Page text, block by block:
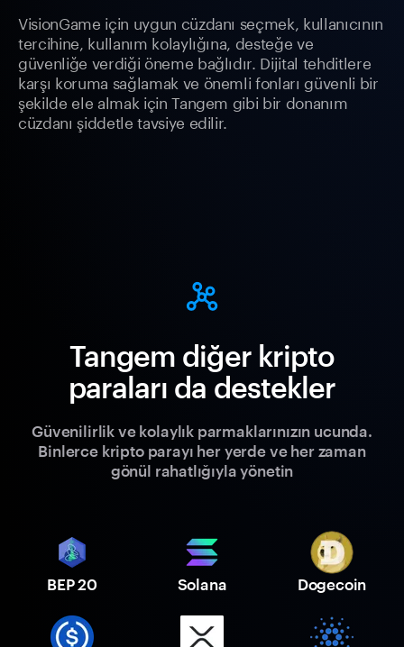
VisionGame için uygun cüzdanı seçmek, kullanıcının
tercihine, kullanım kolaylığına, desteğe ve
güvenliğe verdiği öneme bağlıdır. Dijital tehditlere
karşı koruma sağlamak ve önemli fonları güvenli bir
şekilde ele almak için Tangem gibi bir donanım
cüzdanı şiddetle tavsiye edilir.
Tangem diğer kripto
paraları da destekler
Güvenilirlik ve kolaylık parmaklarınızın ucunda.
Binlerce kripto parayı her yerde ve her zaman
gönül rahatlığıyla yönetin
BEP 20 Solana Dogecoin